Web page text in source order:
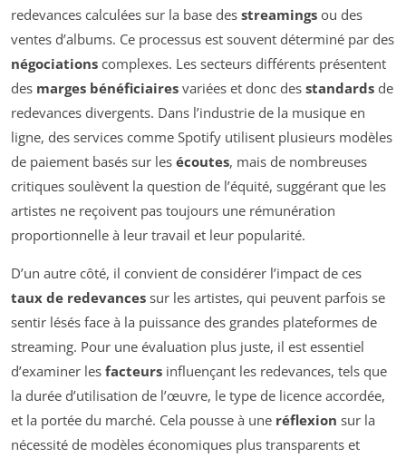
redevances calculées sur la base des streamings ou des
ventes d’albums. Ce processus est souvent déterminé par des
négociations complexes. Les secteurs différents présentent
des marges bénéficiaires variées et donc des standards de
redevances divergents. Dans l’industrie de la musique en
ligne, des services comme Spotify utilisent plusieurs modèles
de paiement basés sur les écoutes, mais de nombreuses
critiques soulèvent la question de l’équité, suggérant que les
artistes ne reçoivent pas toujours une rémunération
proportionnelle à leur travail et leur popularité.
D’un autre côté, il convient de considérer l’impact de ces
taux de redevances sur les artistes, qui peuvent parfois se
sentir lésés face à la puissance des grandes plateformes de
streaming. Pour une évaluation plus juste, il est essentiel
d’examiner les facteurs influençant les redevances, tels que
la durée d’utilisation de l’œuvre, le type de licence accordée,
et la portée du marché. Cela pousse à une réflexion sur la
nécessité de modèles économiques plus transparents et